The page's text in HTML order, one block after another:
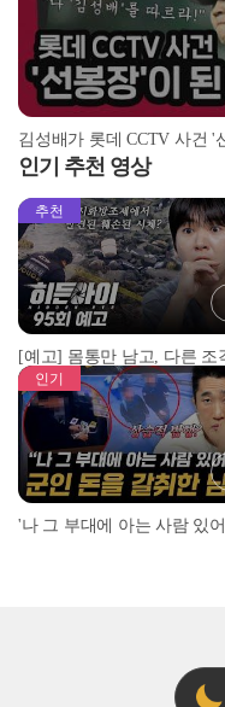
인기 추천 영상
추천
인기